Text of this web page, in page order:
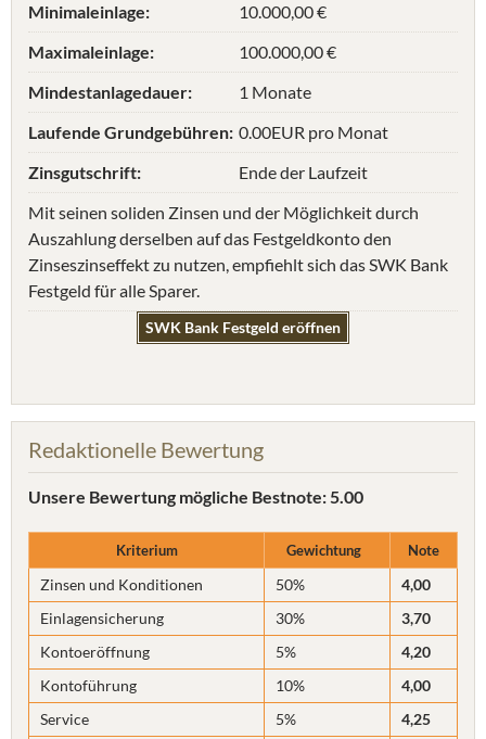
Minimaleinlage:
10.000,00 €
Maximaleinlage:
100.000,00 €
Mindestanlagedauer:
1 Monate
Laufende Grundgebühren: 0.00EUR pro Monat
Zinsgutschrift:
Ende der Laufzeit
Mit seinen soliden Zinsen und der Möglichkeit durch
Auszahlung derselben auf das Festgeldkonto den
Zinseszinseffekt zu nutzen, empfiehlt sich das SWK Bank
Festgeld für alle Sparer.
SWK Bank Festgeld eröffnen
Redaktionelle Bewertung
Unsere Bewertung mögliche Bestnote: 5.00
Kriterium Gewichtung Note
Zinsen und Konditionen 50%
4,00
Einlagensicherung
30%
3,70
Kontoeröffnung
5%
4,20
Kontoführung
10%
4,00
Service
5%
4,25